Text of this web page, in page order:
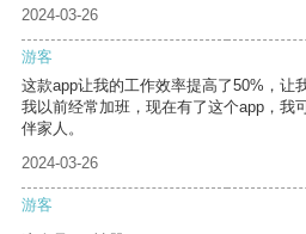
2024-03-26
游客
这款app让我的工作效率提高了50%，让
我以前经常加班，现在有了这个app，我
伴家人。
2024-03-26
游客